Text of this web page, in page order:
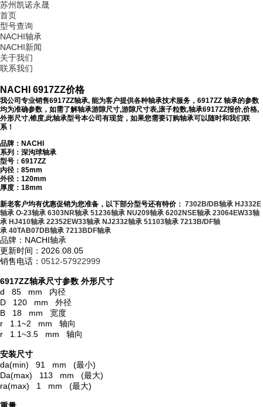
苏州凯诺永晟
首页
型号查询
NACHI轴承
NACHI新闻
关于我们
联系我们
NACHI 6917ZZ价格
我公司专业销售6917ZZ轴承, 能为客户提供各种轴承技术服务，6917ZZ 轴承的参数
均为准确参数，如需了解轴承游隙尺寸,游隙尺寸表,滚子粒数,轴承6917ZZ报价,价格,
外形尺寸,锥度,此轴承型号本公司有现货，如果您需要订购轴承可以随时和我们联
系！
品牌：NACHI
系列：深沟球轴承
型号： 6917ZZ
内径：85mm
外径：120mm
厚度：18mm
新老客户均有优惠促销为您准备，以下部分型号还有特价： 7302B/DB轴承 HJ332E
轴承 O-23轴承 6303NR轴承 51236轴承 NU209轴承 6202NSE轴承 23064EW33轴
承 HJ410轴承 22352EW33轴承 NJ2332轴承 51103轴承 7213B/DF轴
承 40TAB07DB轴承 7213BDF轴承
品牌：NACHI轴承
更新时间：2026.08.05
销售电话： 0512-57922999
6917ZZ轴承尺寸参数 外形尺寸
d 85 mm 内径
D 120 mm 外径
B 18 mm 宽度
r 1.1~2 mm 轴向
r 1.1~3.5 mm 轴向
安装尺寸
da(min) 91 mm (最小)
Da(max) 113 mm (最大)
ra(max) 1 mm (最大)